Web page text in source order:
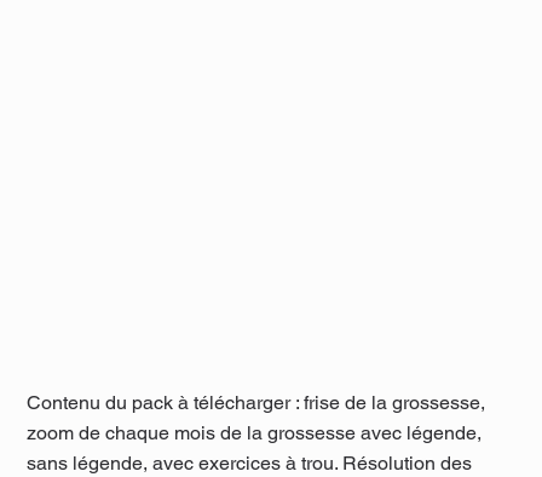
Contenu du pack à télécharger : frise de la grossesse,
zoom de chaque mois de la grossesse avec légende,
sans légende, avec exercices à trou. Résolution des